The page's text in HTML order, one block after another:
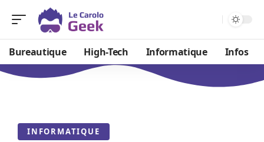
Bureautique High-Tech Informatique Infos
INFORMATIQUE